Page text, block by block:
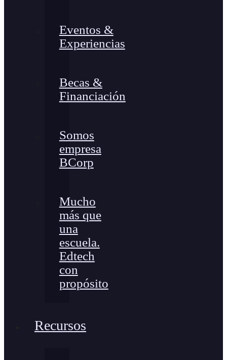
Eventos &
Experiencias
Becas &
Financiación
Somos
empresa
BCorp
Mucho
más que
una
escuela.
Edtech
con
propósito
Recursos